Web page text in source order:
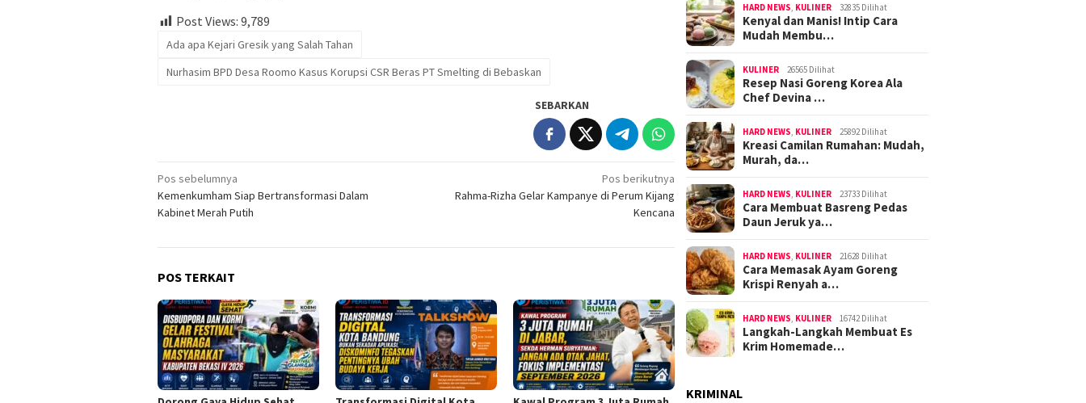
Post Views: 9,789
Ada apa Kejari Gresik yang Salah Tahan
Nurhasim BPD Desa Roomo Kasus Korupsi CSR Beras PT Smelting di Bebaskan
SEBARKAN
Navigasi
pos
Pos sebelumnya
Kemenkumham Siap Bertransformasi Dalam
Kabinet Merah Putih
Pos berikutnya
Rahma-Rizha Gelar Kampanye di Perum Kijang
Kencana
POS TERKAIT
HARD NEWS KULINER 32835 Dilihat
Kenyal dan Manis! Intip Cara
Mudah Membu…
KULINER 26565 Dilihat
Resep Nasi Goreng Korea Ala
Chef Devina …
HARD NEWS KULINER 25892 Dilihat
Kreasi Camilan Rumahan: Mudah,
Murah, da…
HARD NEWS KULINER 23733 Dilihat
Cara Membuat Basreng Pedas
Daun Jeruk ya…
HARD NEWS KULINER 21628 Dilihat
Cara Memasak Ayam Goreng
Krispi Renyah a…
HARD NEWS KULINER 16742 Dilihat
Langkah-Langkah Membuat Es
Krim Homemade…
KRIMINAL